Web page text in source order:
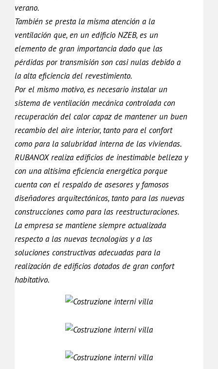
verano.
También se presta la misma atención a la
ventilación que, en un edificio NZEB, es un
elemento de gran importancia dado que las
pérdidas por transmisión son casi nulas debido a
la alta eficiencia del revestimiento.
Por el mismo motivo, es necesario instalar un
sistema de ventilación mecánica controlada con
recuperación del calor capaz de mantener un buen
recambio del aire interior, tanto para el confort
como para la salubridad interna de las viviendas.
RUBANOX realiza edificios de inestimable belleza y
con una altísima eficiencia energética porque
cuenta con el respaldo de asesores y famosos
diseñadores arquitectónicos, tanto para las nuevas
construcciones como para las reestructuraciones.
La empresa se mantiene siempre actualizada
respecto a las nuevas tecnologías y a las
soluciones constructivas adecuadas para la
realización de edificios dotados de gran confort
habitativo.